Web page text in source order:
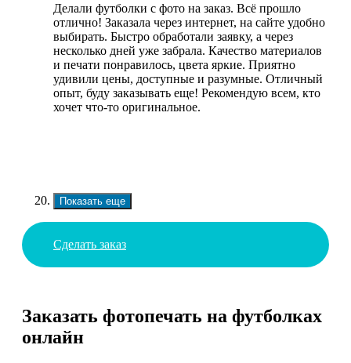
Делали футболки с фото на заказ. Всё прошло
отлично! Заказала через интернет, на сайте удобно
выбирать. Быстро обработали заявку, а через
несколько дней уже забрала. Качество материалов
и печати понравилось, цвета яркие. Приятно
удивили цены, доступные и разумные. Отличный
опыт, буду заказывать еще! Рекомендую всем, кто
хочет что-то оригинальное.
Показать еще
Сделать заказ
Заказать фотопечать на футболках
онлайн